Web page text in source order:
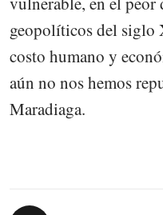
geopolíticos del siglo
costo humano y
aún no nos hemos
Maradiaga.